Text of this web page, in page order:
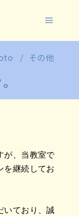
その他
が、当教室で
を継続してお
いており、誠